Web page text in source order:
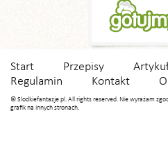
Start Przepisy
Regulamin
Kontakt
© Slodkiefantazje.pl. All rights reserved. Nie wyrażam
grafik na innych stronach.